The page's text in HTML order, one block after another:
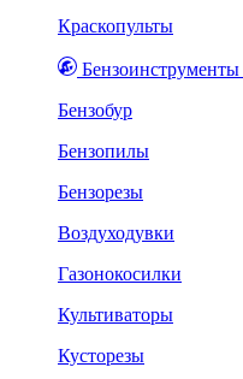
Краскопульты
Бензоинструменты
Бензобур
Бензопилы
Бензорезы
Воздуходувки
Газонокосилки
Культиваторы
Кусторезы